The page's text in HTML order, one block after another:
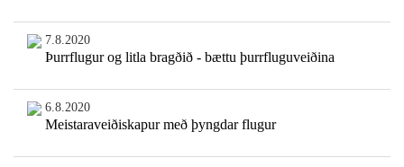
7.8.2020
Þurrflugur og litla bragðið - bættu þurrfluguveiðina
6.8.2020
Meistaraveiðiskapur með þyngdar flugur